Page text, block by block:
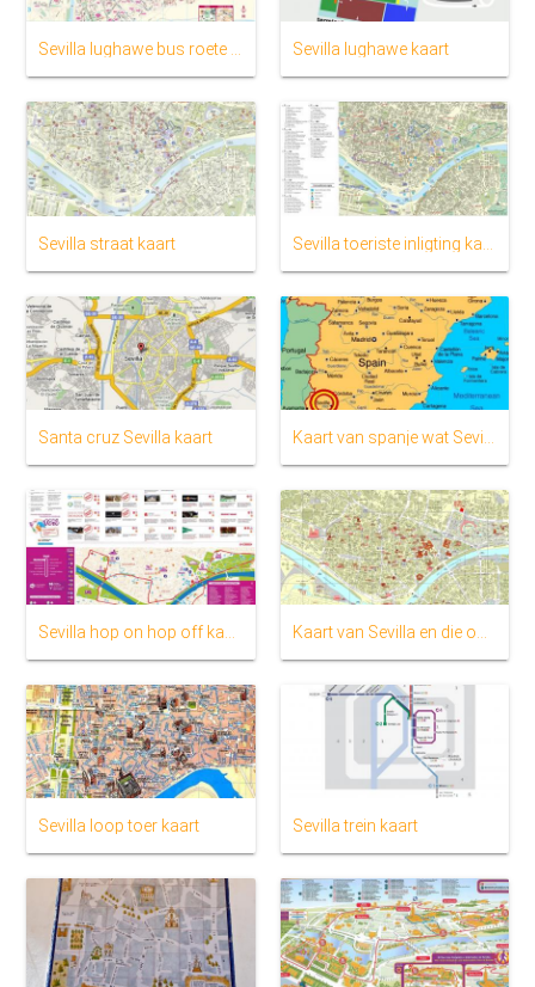
Sevilla lughawe kaart
Sevilla straat kaart
Santa cruz Sevilla kaart
Sevilla loop toer kaart Sevilla trein kaart